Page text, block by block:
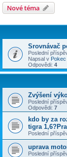
Nové téma
Srovnávač
Poslední
Napsal v Pokec
Odpovědi: 4
Zvýšení
Poslední
Odpovědi: 7
kdo by za
tigra
Poslední
uprava
Poslední